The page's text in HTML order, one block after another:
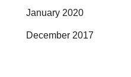
January 2020
December 2017